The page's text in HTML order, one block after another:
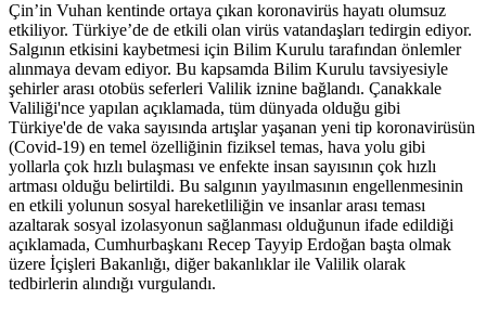
Çin’in Vuhan kentinde ortaya çıkan koronavirüs hayatı olumsuz
etkiliyor. Türkiye’de de etkili olan virüs vatandaşları tedirgin ediyor.
Salgının etkisini kaybetmesi için Bilim Kurulu tarafından önlemler
alınmaya devam ediyor. Bu kapsamda Bilim Kurulu tavsiyesiyle
şehirler arası otobüs seferleri Valilik iznine bağlandı. Çanakkale
Valiliği'nce yapılan açıklamada, tüm dünyada olduğu gibi
Türkiye'de de vaka sayısında artışlar yaşanan yeni tip koronavirüsün
(Covid-19) en temel özelliğinin fiziksel temas, hava yolu gibi
yollarla çok hızlı bulaşması ve enfekte insan sayısının çok hızlı
artması olduğu belirtildi. Bu salgının yayılmasının engellenmesinin
en etkili yolunun sosyal hareketliliğin ve insanlar arası teması
azaltarak sosyal izolasyonun sağlanması olduğunun ifade edildiği
açıklamada, Cumhurbaşkanı Recep Tayyip Erdoğan başta olmak
üzere İçişleri Bakanlığı, diğer bakanlıklar ile Valilik olarak
tedbirlerin alındığı vurgulandı.